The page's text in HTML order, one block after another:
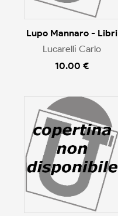
Lupo Mannaro - Libri
Lucarelli Carlo
10.00 €